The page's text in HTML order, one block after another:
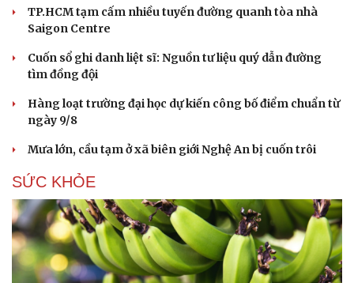
Du lịch
Tư vấn
Săn Tour
Câu chuyện thời sự
Kể chuyện cho bé
TP.HCM tạm cấm nhiều tuyến đường quanh tòa nhà
Saigon Centre
Cuốn sổ ghi danh liệt sĩ: Nguồn tư liệu quý dẫn đường
tìm đồng đội
Hàng loạt trường đại học dự kiến công bố điểm chuẩn từ
ngày 9/8
Mưa lớn, cầu tạm ở xã biên giới Nghệ An bị cuốn trôi
SỨC KHỎE